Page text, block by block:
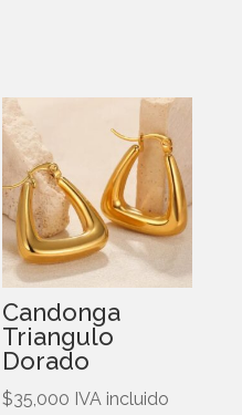
Candonga
Triangulo
Dorado
$35,000 IVA incluido